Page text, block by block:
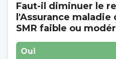
Faut-il diminuer le
l'Assurance
SMR faible ou
Oui